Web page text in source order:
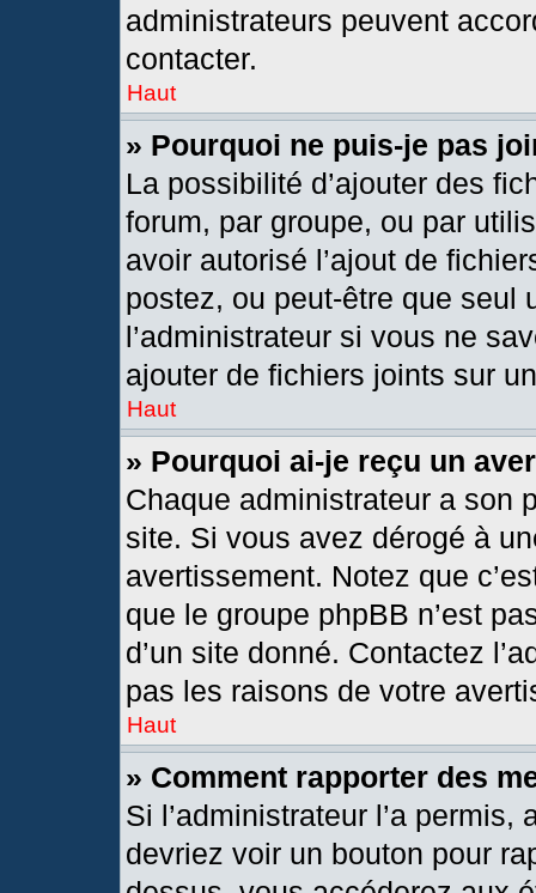
administrateurs peuvent
contacter.
Haut
» Pourquoi ne puis-je pas
La possibilité d’ajouter des
forum, par groupe, ou par
avoir autorisé l’ajout de
postez, ou peut-être que seul
l’administrateur si vous ne
ajouter de fichiers joints sur
Haut
» Pourquoi ai-je reçu un
Chaque administrateur a son
site. Si vous avez dérogé à
avertissement. Notez que
que le groupe phpBB n’est
d’un site donné. Contactez
pas les raisons de votre
Haut
» Comment rapporter des
Si l’administrateur l’a
devriez voir un bouton pour